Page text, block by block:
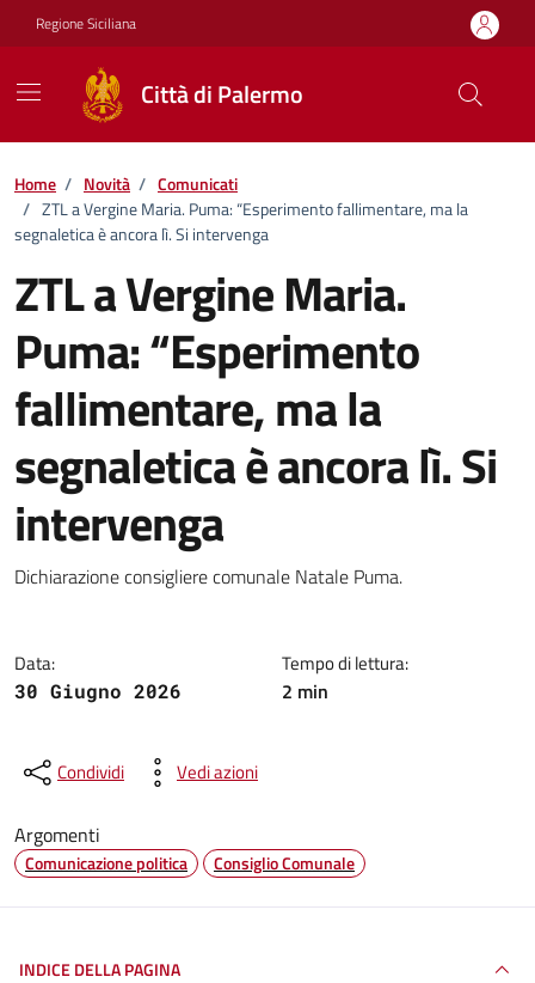
Vai ai contenuti
Vai al footer
Regione Siciliana
Città di Palermo
Home / Novità / Comunicati
/ ZTL a Vergine Maria. Puma: “Esperimento fallimentare, ma la
segnaletica è ancora lì. Si intervenga
ZTL a Vergine Maria.
Puma: “Esperimento
fallimentare, ma la
segnaletica è ancora lì. Si
intervenga
Dettagli della notizia
Dichiarazione consigliere comunale Natale Puma.
Data:
30 Giugno 2026
Tempo di lettura:
2 min
Condividi Vedi azioni
Argomenti
Comunicazione politica Consiglio Comunale
INDICE DELLA PAGINA